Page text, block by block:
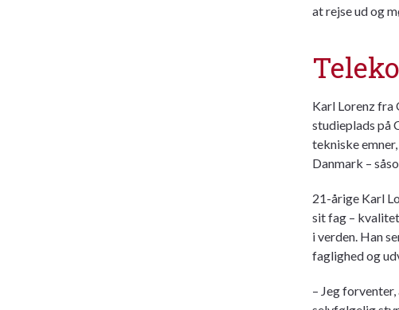
at rejse ud og
Karl Lorenz fra
studieplads på
tekniske
Danmark –
21-årige Karl
sit fag –
i verden. Han
faglighed og
– Jeg